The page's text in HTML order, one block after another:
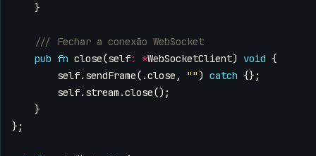
}
pub fn close(self: *WebSocketClient) void {
self. sendFrame(.close , "") catch {};
self. stream .close();
}
};